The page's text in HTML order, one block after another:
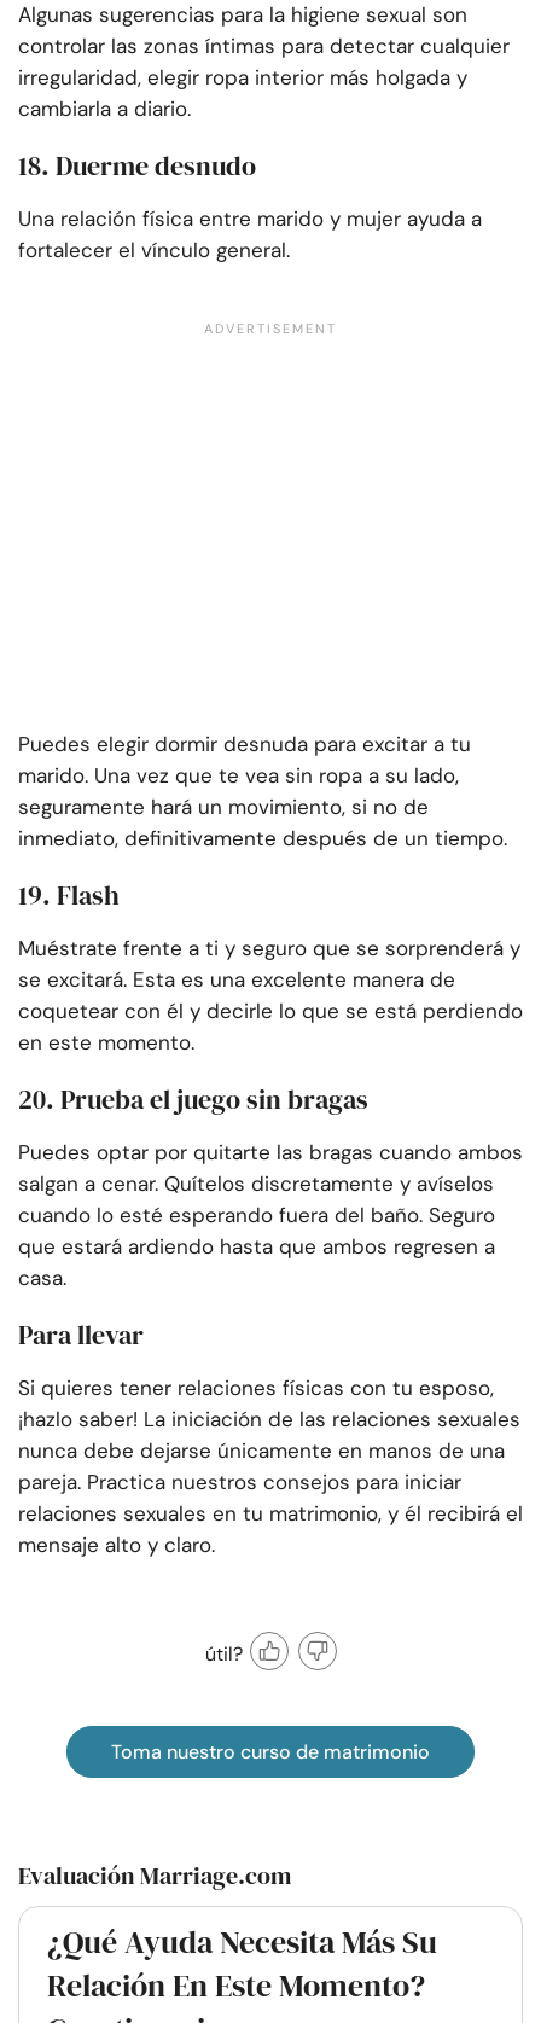
Algunas sugerencias para la higiene sexual son
controlar las zonas íntimas para detectar cualquier
irregularidad, elegir ropa interior más holgada y
cambiarla a diario.
18. Duerme desnudo
Una relación física entre marido y mujer ayuda a
fortalecer el vínculo general.
Puedes elegir dormir desnuda para excitar a tu
marido. Una vez que te vea sin ropa a su lado,
seguramente hará un movimiento, si no de
inmediato, definitivamente después de un tiempo.
19. Flash
Muéstrate frente a ti y seguro que se sorprenderá y
se excitará. Esta es una excelente manera de
coquetear con él y decirle lo que se está perdiendo
en este momento.
20. Prueba el juego sin bragas
Puedes optar por quitarte las bragas cuando ambos
salgan a cenar. Quítelos discretamente y avíselos
cuando lo esté esperando fuera del baño. Seguro
que estará ardiendo hasta que ambos regresen a
casa.
Para llevar
Si quieres tener relaciones físicas con tu esposo,
¡hazlo saber! La iniciación de las relaciones sexuales
nunca debe dejarse únicamente en manos de una
pareja. Practica nuestros consejos para iniciar
relaciones sexuales en tu matrimonio, y él recibirá el
mensaje alto y claro.
útil?
Toma nuestro curso de matrimonio
Evaluación Marriage.com
¿Qué Ayuda Necesita Más Su
Relación En Este Momento?